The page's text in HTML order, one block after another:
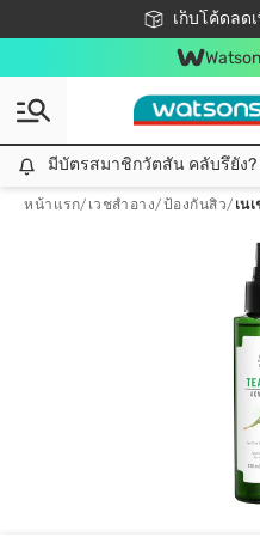
เก็บโค้ดลด
ชอปออนไลน์ครั้ง
📦ส่งฟรี
สมาชิกวั
มีบัตรสมาชิกวัตสัน คลับรึยัง
หน้าแรก/ เวชสำอาง/ป้องกันสิว/ เน